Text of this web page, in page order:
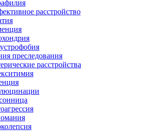
расстройство
преследования
расстройства